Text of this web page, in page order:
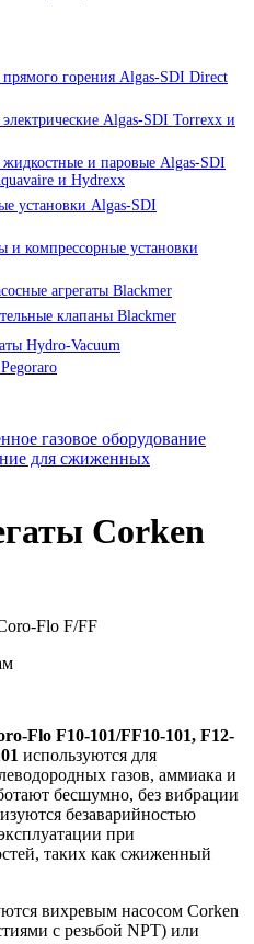
горения Algas-SDI Direct
Algas-SDI Torrexx и
и паровые Algas-SDI
и Hydrexx
установки Algas-SDI
и компрессорные установки
агрегаты Blackmer
клапаны Blackmer
Hydro-Vacuum
газовое оборудование
для сжиженных
Corken
Flo F10-101/FF10-101, F12-
используются для
газов, аммиака и
бесшумно, без вибрации
безаварийностью
при
таких как сжиженный
вихревым насосом Corken
с резьбой NPT) или